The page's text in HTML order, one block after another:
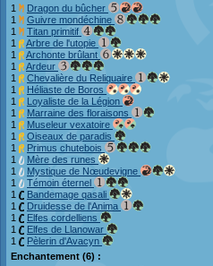
1
Dragon du bûcher
1
Guivre mondéchine
1
Titan primitif
1
Arbre de l'utopie
1
Archonte brûlant
1
Ardeur
1
Chevalière du Reliquaire
1
Héliaste de Boros
1
Loyaliste de la Légion
1
Marraine des floraisons
1
Museleur vexatoire
1
Oiseaux de paradis
1
Primus chutebois
1
Mère des runes
1
Mystique de Nœudevigne
1
Témoin éternel
1
Bandemage qasali
1
Druidesse de l'Anima
1
Elfes cordelliens
1
Elfes de Llanowar
1
Pèlerin d'Avacyn
Enchantement (6) :